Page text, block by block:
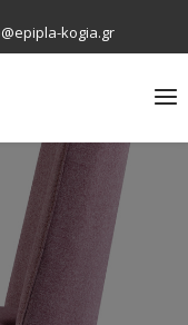
kogia.gr